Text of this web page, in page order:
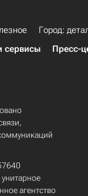
Город:
сервисы Пресс-
агентство